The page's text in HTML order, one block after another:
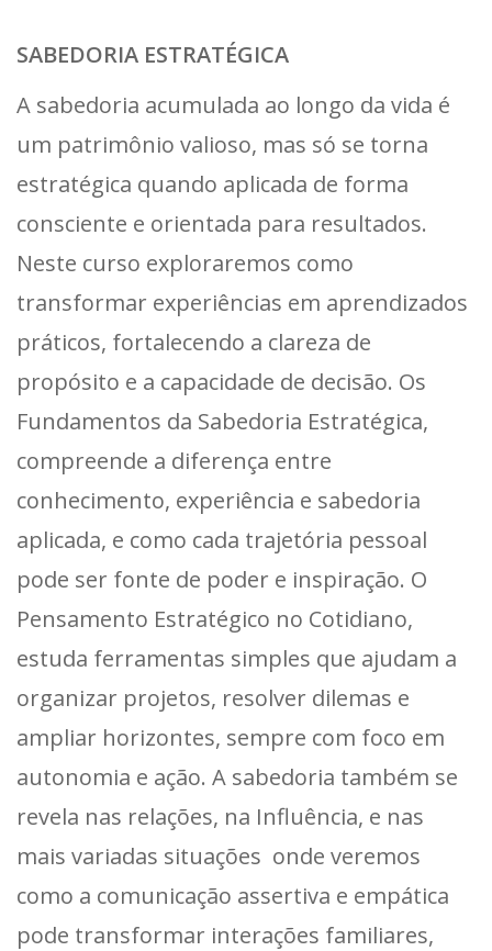
SABEDORIA ESTRATÉGICA
A sabedoria acumulada ao longo da vida é
um patrimônio valioso, mas só se torna
estratégica quando aplicada de forma
consciente e orientada para resultados.
Neste curso exploraremos como
transformar experiências em aprendizados
práticos, fortalecendo a clareza de
propósito e a capacidade de decisão. Os
Fundamentos da Sabedoria Estratégica,
compreende a diferença entre
conhecimento, experiência e sabedoria
aplicada, e como cada trajetória pessoal
pode ser fonte de poder e inspiração. O
Pensamento Estratégico no Cotidiano,
estuda ferramentas simples que ajudam a
organizar projetos, resolver dilemas e
ampliar horizontes, sempre com foco em
autonomia e ação. A sabedoria também se
revela nas relações, na Influência, e nas
mais variadas situações onde veremos
como a comunicação assertiva e empática
pode transformar interações familiares,